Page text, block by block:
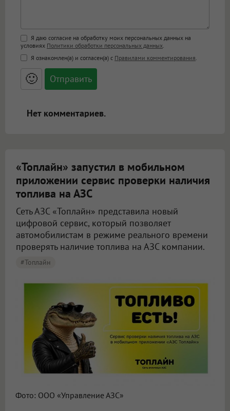
Поддержка HTML
<b>, <strong>, <u>, <i>, <em>, <s>, <big>,
<small>, <sup>, <sub>, <pre>, <ul>, <ol>, <li>,
<blockquote>, <code> экранирует HTML,
адреса URL автоматически становятся
ссылками, и [img]адрес[/img] будет
Я даю согласие на обработку моих персональных данных на
условиях Политики обработки персональных данных
Я ознакомлен(а) и согласен(а) с Правилами комментирования
🙂
Нет комментариев.
«Топлайн» запустил в мобильном
приложении сервис проверки наличия
топлива на АЗС
Сеть АЗС «Топлайн» представила новый
цифровой сервис, который позволяет
автомобилистам в режиме реального времени
проверять наличие топлива на АЗС компании.
#Топлайн
Фото: ООО «Управление АЗС»